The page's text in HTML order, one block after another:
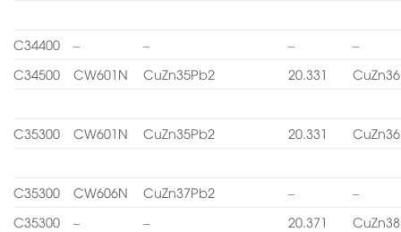
C34400 – – –
–
C34500
CW601N CuZn35Pb2 20.331
C35300 CW601N CuZn35Pb2 20.331
C35300 CW606N CuZn37Pb2 –
–
C35300
– – 20.371